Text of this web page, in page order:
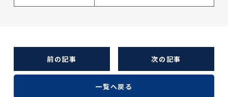
前の記事 次の記事
一覧へ戻る